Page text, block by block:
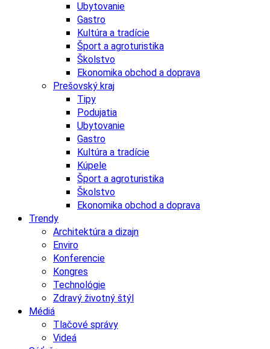
Ubytovanie
Gastro
Kultúra a tradície
Šport a agroturistika
Školstvo
Ekonomika obchod a doprava
Prešovský kraj
Tipy
Podujatia
Ubytovanie
Gastro
Kultúra a tradície
Kúpele
Šport a agroturistika
Školstvo
Ekonomika obchod a doprava
Trendy
Architektúra a dizajn
Enviro
Konferencie
Kongres
Technológie
Zdravý životný štýl
Médiá
Tlačové správy
Videá